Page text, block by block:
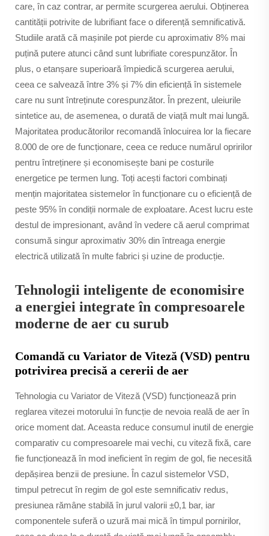
care, în caz contrar, ar permite scurgerea aerului. Obținerea
cantității potrivite de lubrifiant face o diferență semnificativă.
Studiile arată că mașinile pot pierde cu aproximativ 8% mai
puțină putere atunci când sunt lubrifiate corespunzător. În
plus, o etanșare superioară împiedică scurgerea aerului,
ceea ce salvează între 3% și 7% din eficiență în sistemele
care nu sunt întreținute corespunzător. În prezent, uleiurile
sintetice au, de asemenea, o durată de viață mult mai lungă.
Majoritatea producătorilor recomandă înlocuirea lor la fiecare
8.000 de ore de funcționare, ceea ce reduce numărul opririlor
pentru întreținere și economisește bani pe costurile
energetice pe termen lung. Toți acești factori combinați
mențin majoritatea sistemelor în funcționare cu o eficiență de
peste 95% în condiții normale de exploatare. Acest lucru este
destul de impresionant, având în vedere că aerul comprimat
consumă singur aproximativ 30% din întreaga energie
electrică utilizată în multe fabrici și uzine de producție.
Tehnologii inteligente de economisire
a energiei integrate în compresoarele
moderne de aer cu surub
Comandă cu Variator de Viteză (VSD) pentru
potrivirea precisă a cererii de aer
Tehnologia cu Variator de Viteză (VSD) funcționează prin
reglarea vitezei motorului în funcție de nevoia reală de aer în
orice moment dat. Aceasta reduce consumul inutil de energie
comparativ cu compresoarele mai vechi, cu viteză fixă, care
fie funcționează în mod ineficient în regim de gol, fie necesită
depășirea benzii de presiune. În cazul sistemelor VSD,
timpul petrecut în regim de gol este semnificativ redus,
presiunea rămâne stabilă în jurul valorii ±0,1 bar, iar
componentele suferă o uzură mai mică în timpul pornirilor,